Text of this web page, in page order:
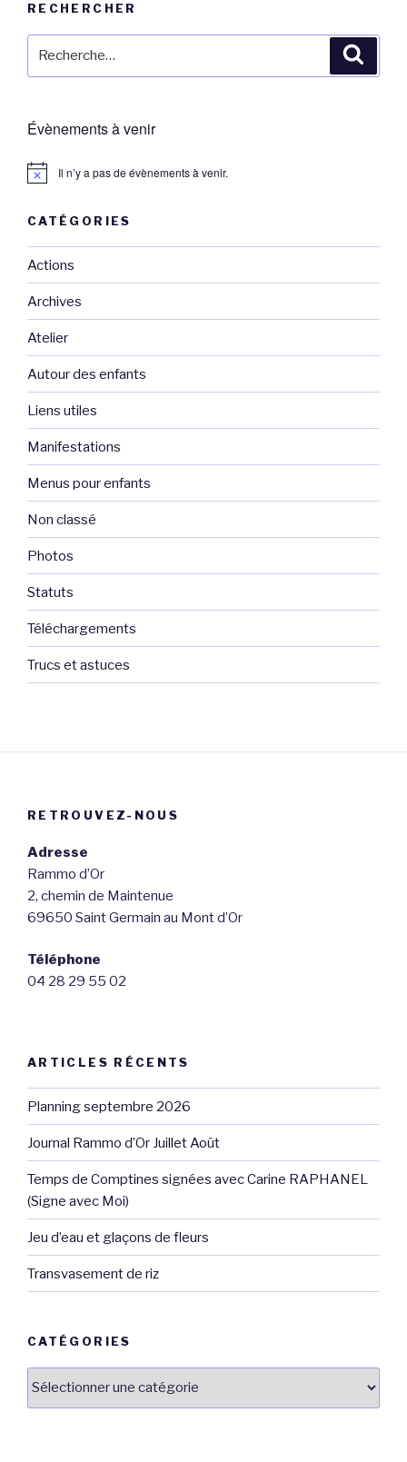
RECHERCHER
Évènements à venir
Il n’y a pas de évènements à venir.
CATÉGORIES
Actions
Archives
Atelier
Autour des enfants
Liens utiles
Manifestations
Menus pour enfants
Non classé
Photos
Statuts
Téléchargements
Trucs et astuces
RETROUVEZ-NOUS
Adresse
Rammo d’Or
2, chemin de Maintenue
69650 Saint Germain au Mont d’Or
Téléphone
04 28 29 55 02
ARTICLES RÉCENTS
Planning septembre 2026
Journal Rammo d’Or Juillet Août
Temps de Comptines signées avec Carine RAPHANEL
(Signe avec Moi)
Jeu d’eau et glaçons de fleurs
Transvasement de riz
CATÉGORIES